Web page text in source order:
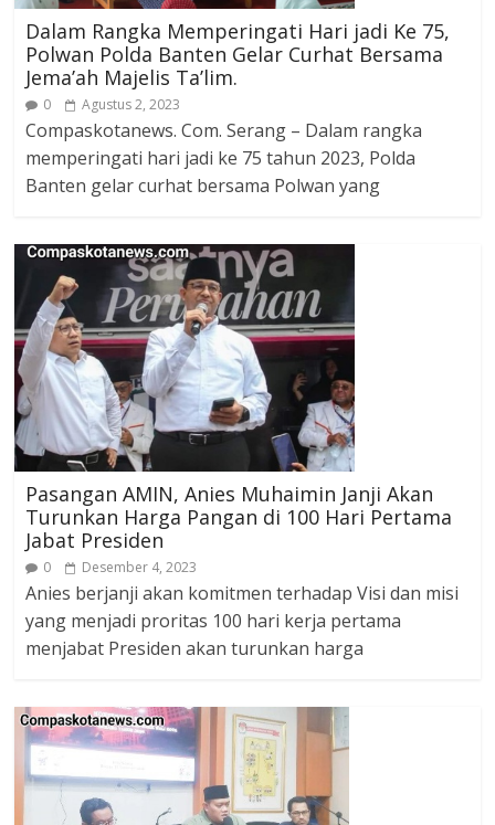
Dalam Rangka Memperingati Hari jadi Ke 75,
Polwan Polda Banten Gelar Curhat Bersama
Jema’ah Majelis Ta’lim.
0 Agustus 2, 2023
Compaskotanews. Com. Serang – Dalam rangka
memperingati hari jadi ke 75 tahun 2023, Polda
Banten gelar curhat bersama Polwan yang
Pasangan AMIN, Anies Muhaimin Janji Akan
Turunkan Harga Pangan di 100 Hari Pertama
Jabat Presiden
0 Desember 4, 2023
Anies berjanji akan komitmen terhadap Visi dan misi
yang menjadi proritas 100 hari kerja pertama
menjabat Presiden akan turunkan harga